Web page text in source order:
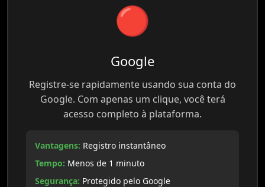
🔴
Google
Registre-se rapidamente usando sua conta do
Google. Com apenas um clique, você terá
acesso completo à plataforma.
Vantagens: Registro instantâneo
Tempo: Menos de 1 minuto
Segurança: Protegido pelo Google